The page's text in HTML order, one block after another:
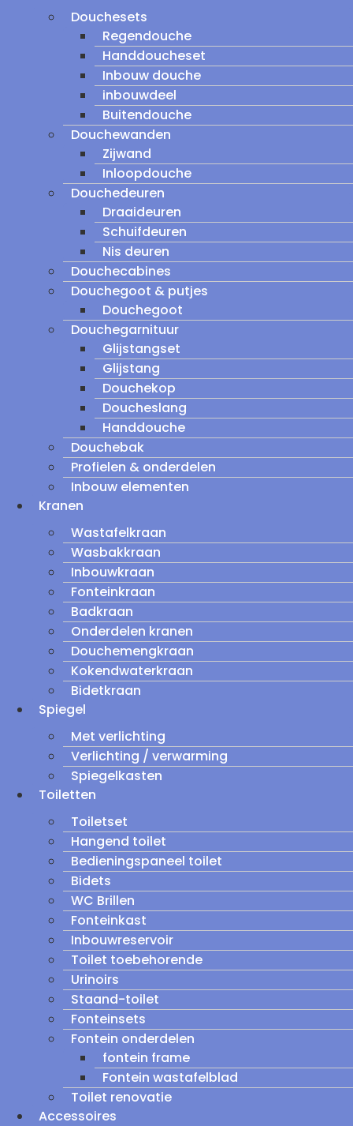
Douchesets
Regendouche
Handdoucheset
Inbouw douche
inbouwdeel
Buitendouche
Douchewanden
Zijwand
Inloopdouche
Douchedeuren
Draaideuren
Schuifdeuren
Nis deuren
Douchecabines
Douchegoot & putjes
Douchegoot
Douchegarnituur
Glijstangset
Glijstang
Douchekop
Doucheslang
Handdouche
Douchebak
Profielen & onderdelen
Inbouw elementen
Kranen
Wastafelkraan
Wasbakkraan
Inbouwkraan
Fonteinkraan
Badkraan
Onderdelen kranen
Douchemengkraan
Kokendwaterkraan
Bidetkraan
Spiegel
Met verlichting
Verlichting / verwarming
Spiegelkasten
Toiletten
Toiletset
Hangend toilet
Bedieningspaneel toilet
Bidets
WC Brillen
Fonteinkast
Inbouwreservoir
Toilet toebehorende
Urinoirs
Staand-toilet
Fonteinsets
Fontein onderdelen
fontein frame
Fontein wastafelblad
Toilet renovatie
Accessoires